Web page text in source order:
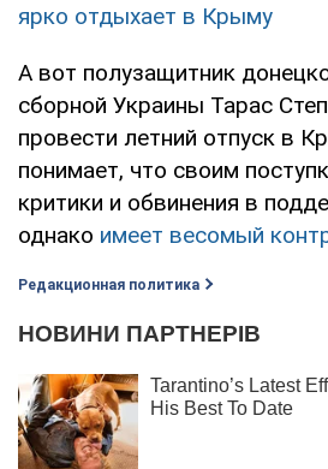
ярко отдыхает в Крыму
А вот полузащитник
сборной Украины Тарас
провести летний отпуск в
понимает, что своим
критики и обвинения в
однако имеет весомый
Редакционная политика